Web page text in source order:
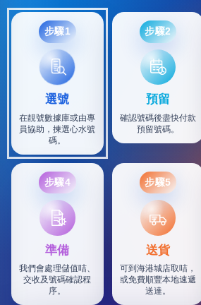
步驟1
選號
在靚號數據庫或由專
員協助，揀選心水號
碼。
步驟2
預留
確認號碼後盡快付款
預留號碼。
步驟4
準備
我們會處理儲值咭、
交收及號碼確認程
序。
步驟5
SF
送貨
可到海港城店取咭，
或免費順豐本地速遞
送達。